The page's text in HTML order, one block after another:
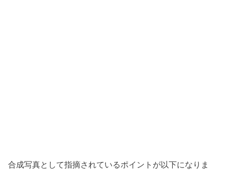
合成写真として指摘されているポイントが以下になりま